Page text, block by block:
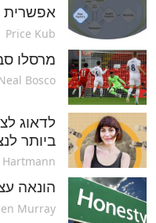
אפשרית
Price Kub
מרסלו
Bosco
לדאוג
ביותר
הונאה
Murray